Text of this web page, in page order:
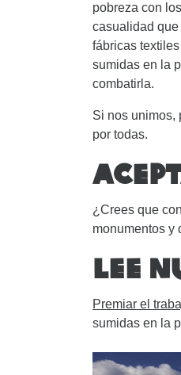
pobreza con
casualidad
fábricas
sumidas en la
combatirla.
Si nos unimos,
por todas.
¿Crees que
monumentos y
LEE
Premiar el
sumidas en la